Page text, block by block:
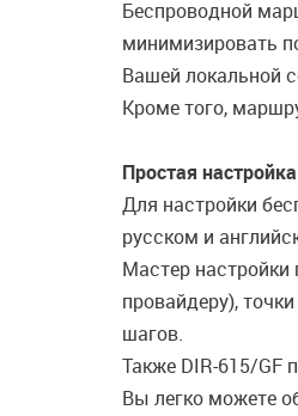
Беспроводной
минимизировать
Вашей локальной
Кроме того,
Простая
Для настройки
русском и
Мастер
провайдеру),
шагов.
Также DIR-615/GF
Вы легко можете